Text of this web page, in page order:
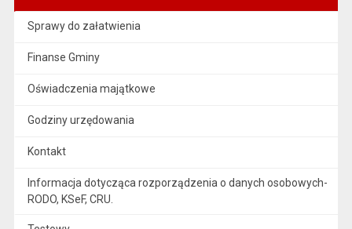
Sprawy do załatwienia
Finanse Gminy
Oświadczenia majątkowe
Godziny urzędowania
Kontakt
Informacja dotycząca rozporządzenia o danych osobowych-
RODO, KSeF, CRU.